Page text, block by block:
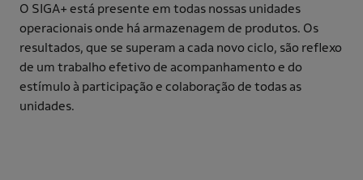
O SIGA+ está presente em todas nossas unidades
operacionais onde há armazenagem de produtos. Os
resultados, que se superam a cada novo ciclo, são reflexo
de um trabalho efetivo de acompanhamento e do
estímulo à participação e colaboração de todas as
unidades.